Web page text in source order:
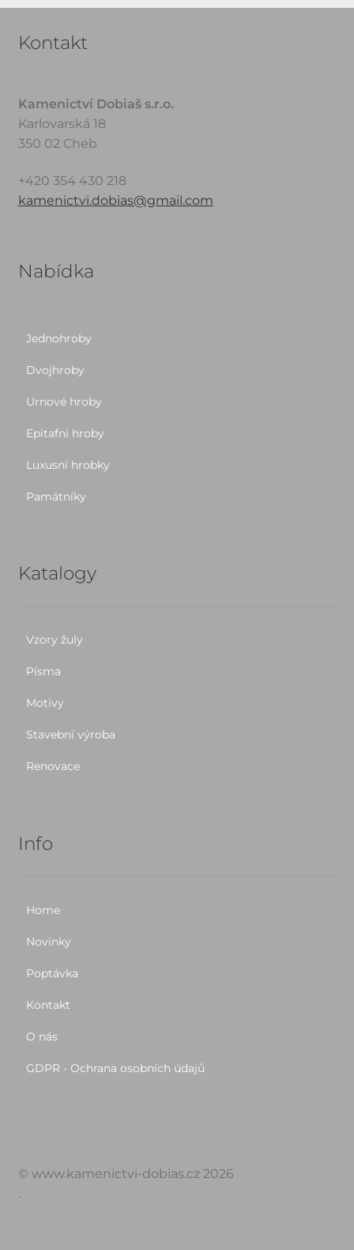
Kontakt
Kamenictví Dobiaš s.r.o.
Karlovarská 18
350 02 Cheb
+420 354 430 218
kamenictvi.dobias@gmail.com
Nabídka
Jednohroby
Dvojhroby
Urnové hroby
Epitafní hroby
Luxusní hrobky
Památníky
Katalogy
Vzory žuly
Písma
Motivy
Stavební výroba
Renovace
Info
Home
Novinky
Poptávka
Kontakt
O nás
GDPR - Ochrana osobních údajů
© www.kamenictvi-dobias.cz 2026
.